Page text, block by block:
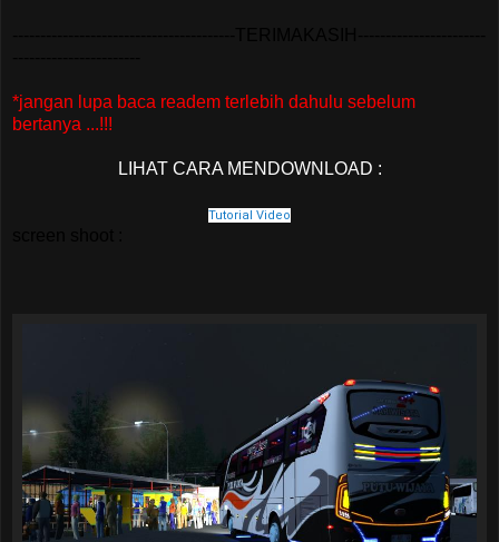
*jangan lupa baca readem terlebih dahulu sebelum
bertanya ...!!!
LIHAT CARA MENDOWNLOAD :
Tutorial Video